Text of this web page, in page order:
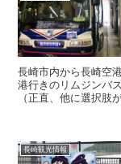
長崎市内から長崎空
港行きのリムジンバ
（正直、他に選択肢
バスが停車する全て
長崎観光情報